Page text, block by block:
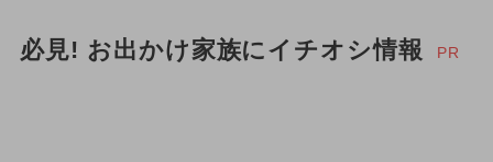
必見! お出かけ家族にイチオシ情報 PR